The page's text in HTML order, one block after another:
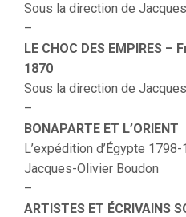
Sous la direction de
–
LE CHOC DES EMPIRES
1870
Sous la direction de
–
BONAPARTE ET L’ORIENT
L’expédition d’Égypte 1798-
Jacques-Olivier Boudon
–
ARTISTES ET ÉCRIVAINS